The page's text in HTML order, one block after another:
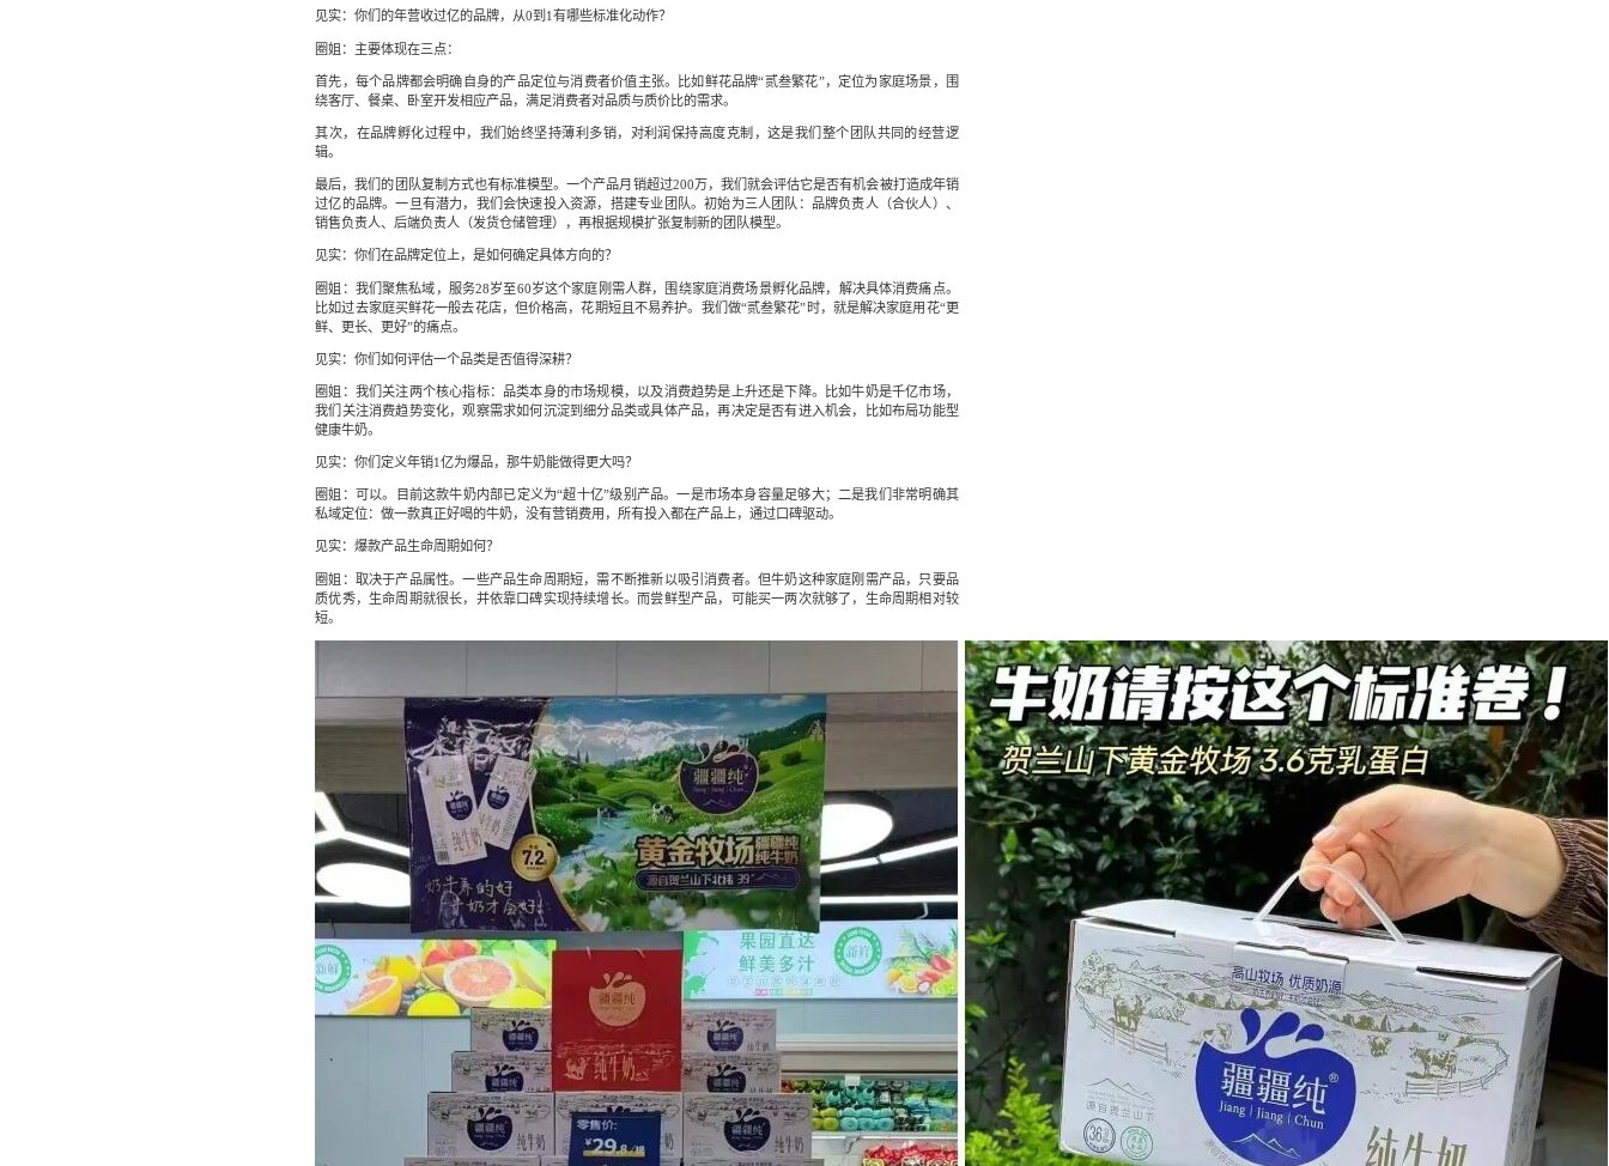
见实：你们的年营收过亿的品牌，从0到1有哪些标准化动作？
圈姐：主要体现在三点：
首先，每个品牌都会明确自身的产品定位与消费者价值主张。比如鲜花品牌“贰叁繁花”，定位为家庭场景，围
绕客厅、餐桌、卧室开发相应产品，满足消费者对品质与质价比的需求。
其次，在品牌孵化过程中，我们始终坚持薄利多销，对利润保持高度克制，这是我们整个团队共同的经营逻
辑。
最后，我们的团队复制方式也有标准模型。一个产品月销超过200万，我们就会评估它是否有机会被打造成年销
过亿的品牌。一旦有潜力，我们会快速投入资源，搭建专业团队。初始为三人团队：品牌负责人（合伙人）、
销售负责人、后端负责人（发货仓储管理），再根据规模扩张复制新的团队模型。
见实：你们在品牌定位上，是如何确定具体方向的？
圈姐：我们聚焦私域，服务28岁至60岁这个家庭刚需人群，围绕家庭消费场景孵化品牌，解决具体消费痛点。
比如过去家庭买鲜花一般去花店，但价格高，花期短且不易养护。我们做“贰叁繁花”时，就是解决家庭用花“更
鲜、更长、更好”的痛点。
见实：你们如何评估一个品类是否值得深耕？
圈姐：我们关注两个核心指标：品类本身的市场规模，以及消费趋势是上升还是下降。比如牛奶是千亿市场，
我们关注消费趋势变化，观察需求如何沉淀到细分品类或具体产品，再决定是否有进入机会，比如布局功能型
健康牛奶。
见实：你们定义年销1亿为爆品，那牛奶能做得更大吗？
圈姐：可以。目前这款牛奶内部已定义为“超十亿”级别产品。一是市场本身容量足够大；二是我们非常明确其
私域定位：做一款真正好喝的牛奶，没有营销费用，所有投入都在产品上，通过口碑驱动。
见实：爆款产品生命周期如何？
圈姐：取决于产品属性。一些产品生命周期短，需不断推新以吸引消费者。但牛奶这种家庭刚需产品，只要品
质优秀，生命周期就很长，并依靠口碑实现持续增长。而尝鲜型产品，可能买一两次就够了，生命周期相对较
短。